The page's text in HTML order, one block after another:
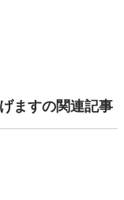
ますの関連記事